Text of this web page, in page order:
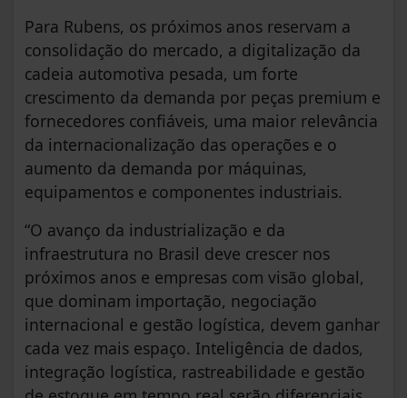
Para Rubens, os próximos anos reservam a
consolidação do mercado, a digitalização da
cadeia automotiva pesada, um forte
crescimento da demanda por peças premium e
fornecedores confiáveis, uma maior relevância
da internacionalização das operações e o
aumento da demanda por máquinas,
equipamentos e componentes industriais.
“O avanço da industrialização e da
infraestrutura no Brasil deve crescer nos
próximos anos e empresas com visão global,
que dominam importação, negociação
internacional e gestão logística, devem ganhar
cada vez mais espaço. Inteligência de dados,
integração logística, rastreabilidade e gestão